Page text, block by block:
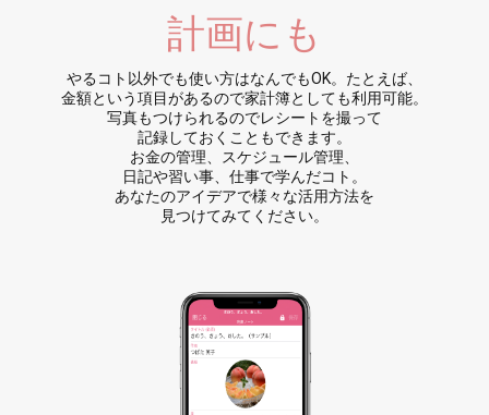
計画にも
やるコト以外でも使い方はなんでもOK。たとえば、
金額という項目があるので家計簿としても利用可能。
写真もつけられるのでレシートを撮って
記録しておくこともできます。
お金の管理、スケジュール管理、
日記や習い事、仕事で学んだコト。
あなたのアイデアで様々な活用方法を
見つけてみてください。